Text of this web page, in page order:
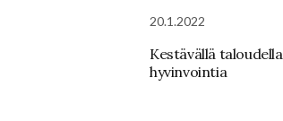
20.1.2022
Kestävällä taloudella
hyvinvointia